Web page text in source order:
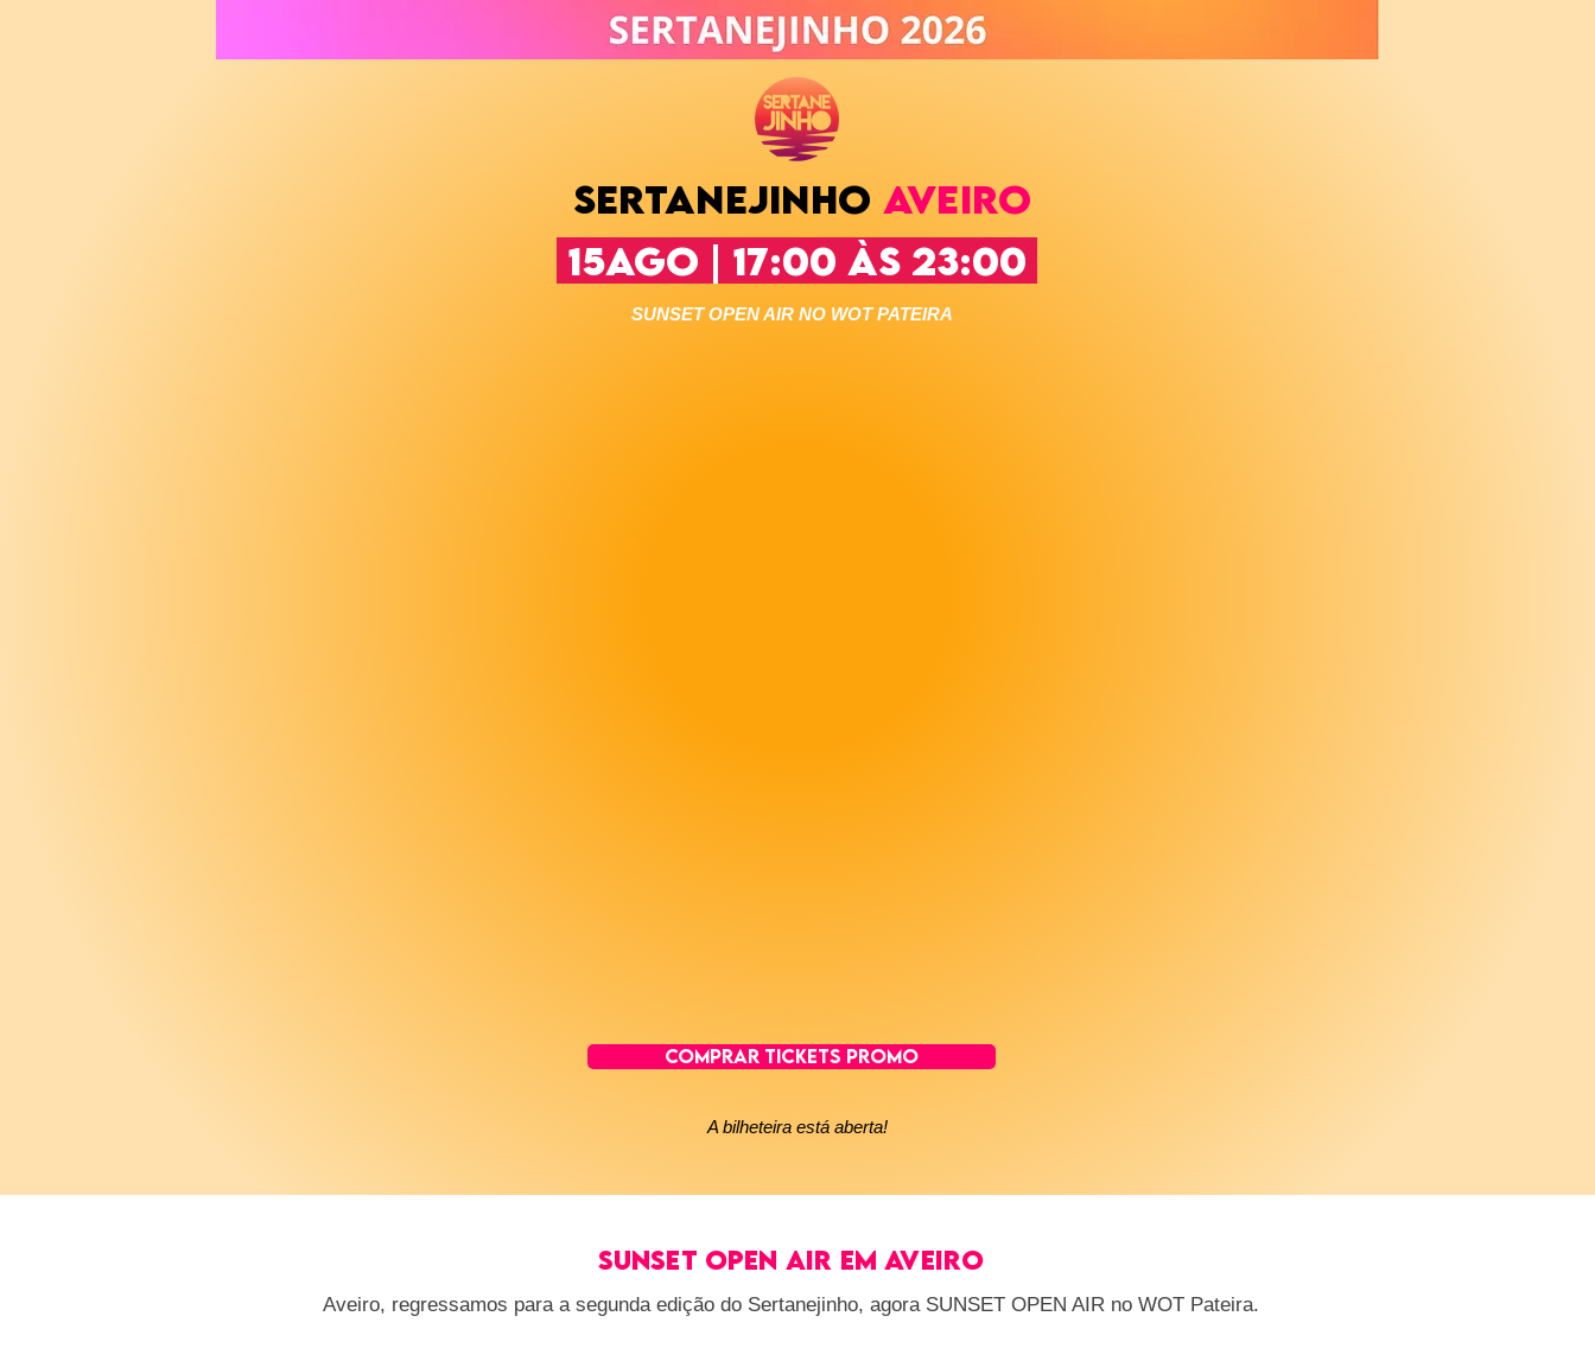
sertanejinho AVEIRO
15AGO | 17:00 ÀS 23:00
SUNSET OPEN AIR NO WOT PATEIRA
COMPRAR TICKETS PROMO
A bilheteira está aberta!
SUNSET OPEN AIR EM AVEIRO
Aveiro, regressamos para a segunda edição do Sertanejinho, agora SUNSET OPEN AIR no WOT Pateira.